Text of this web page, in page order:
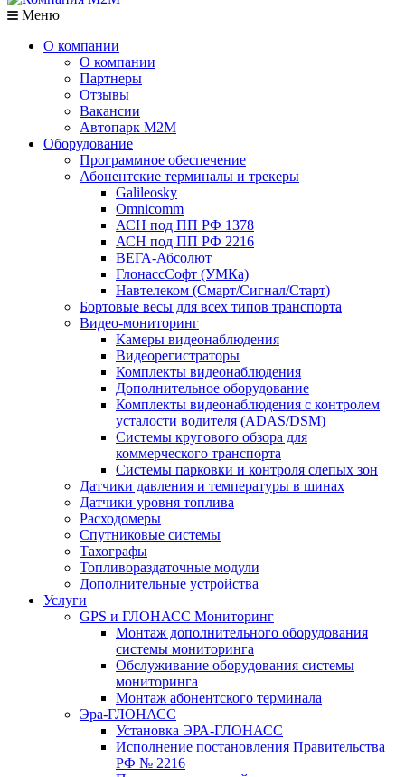
Меню
О компании
О компании
Партнеры
Отзывы
Вакансии
Автопарк М2М
Оборудование
Программное обеспечение
Абонентские терминалы и трекеры
Galileosky
Omnicomm
АСН под ПП РФ 1378
АСН под ПП РФ 2216
ВЕГА-Абсолют
ГлонассСофт (УМКа)
Навтелеком (Смарт/Сигнал/Старт)
Бортовые весы для всех типов транспорта
Видео-мониторинг
Камеры видеонаблюдения
Видеорегистраторы
Комплекты видеонаблюдения
Дополнительное оборудование
Комплекты видеонаблюдения с контролем
усталости водителя (ADAS/DSM)
Системы кругового обзора для
коммерческого транспорта
Системы парковки и контроля слепых зон
Датчики давления и температуры в шинах
Датчики уровня топлива
Расходомеры
Спутниковые системы
Тахографы
Топливораздаточные модули
Дополнительные устройства
Услуги
GPS и ГЛОНАСС Мониторинг
Монтаж дополнительного оборудования
системы мониторинга
Обслуживание оборудования системы
мониторинга
Монтаж абонентского терминала
Эра-ГЛОНАСС
Установка ЭРА-ГЛОНАСС
Исполнение постановления Правительства
РФ № 2216